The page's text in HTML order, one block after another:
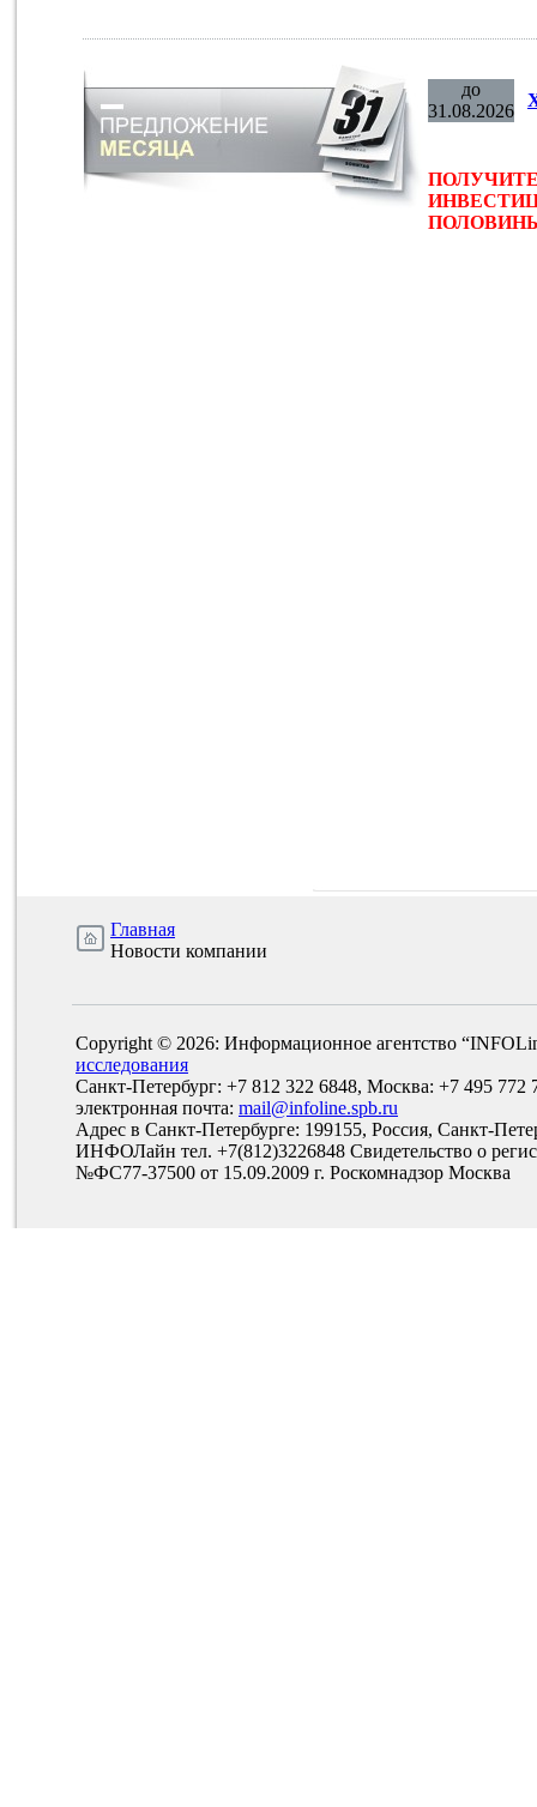
до
31.08.2026
ПОЛОВИНЫ
Главная
Новости компании
Copyright © 2026: Информационное агентство
исследования
Санкт-Петербург: +7 812 322 6848, Москва: +7 495 772
электронная почта: mail@infoline.spb.ru
Адрес в Санкт-Петербурге: 199155, Россия, Санкт-
ИНФОЛайн тел. +7(812)3226848 Свидетельство о
№ФС77-37500 от 15.09.2009 г. Роскомнадзор Москва